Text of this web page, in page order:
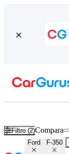
Filtro (2)Compara
Ford F-350